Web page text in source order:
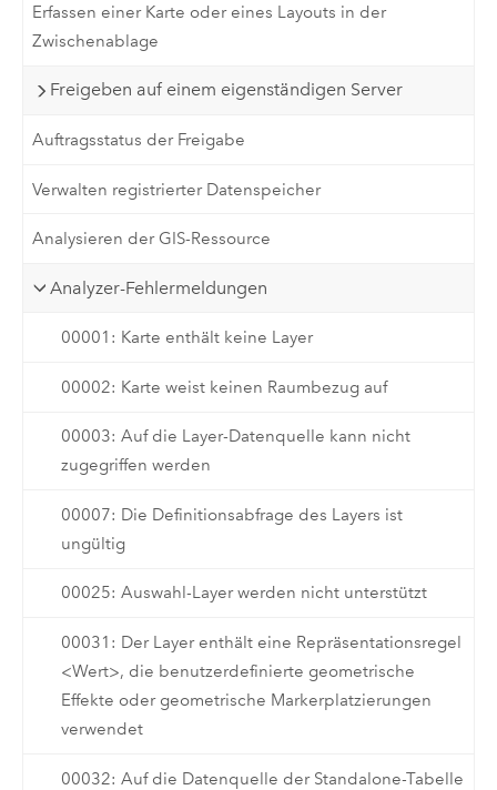
Erfassen einer Karte oder eines Layouts in der
Zwischenablage
Freigeben auf einem eigenständigen Server
Auftragsstatus der Freigabe
Verwalten registrierter Datenspeicher
Analysieren der GIS-Ressource
Analyzer-Fehlermeldungen
00001: Karte enthält keine Layer
00002: Karte weist keinen Raumbezug auf
00003: Auf die Layer-Datenquelle kann nicht
zugegriffen werden
00007: Die Definitionsabfrage des Layers ist
ungültig
00025: Auswahl-Layer werden nicht unterstützt
00031: Der Layer enthält eine Repräsentationsregel
<Wert>, die benutzerdefinierte geometrische
Effekte oder geometrische Markerplatzierungen
verwendet
00032: Auf die Datenquelle der Standalone-Tabelle